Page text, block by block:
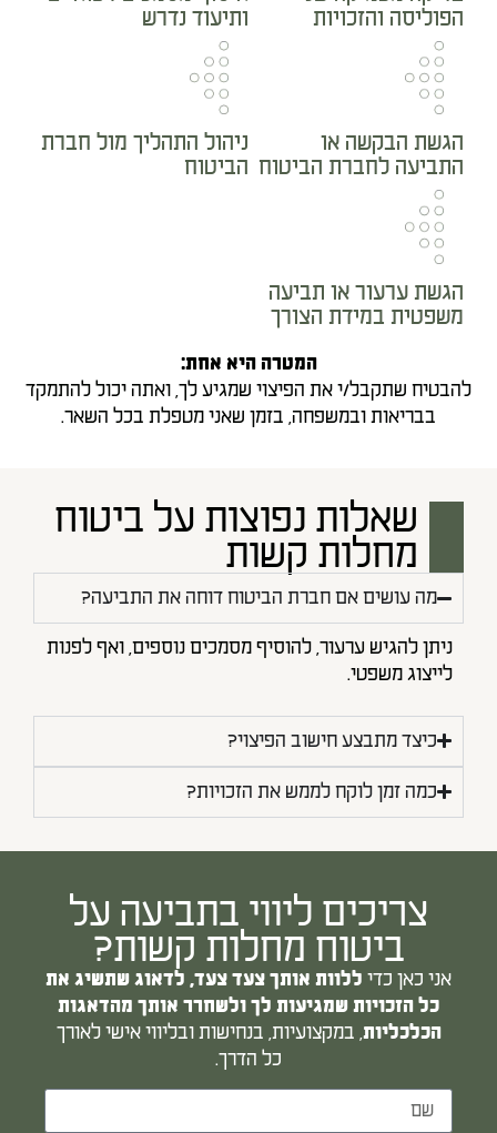
הפוליסה והזכויות
ותיעוד נדרש
הגשת הבקשה או
התביעה לחברת הביטוח
ניהול התהליך מול חברת
הביטוח
הגשת ערעור או תביעה
משפטית במידת הצורך
המטרה היא אחת:
להבטיח שתקבל/י את הפיצוי שמגיע לך, ואתה יכול להתמקד
בבריאות ובמשפחה, בזמן שאני מטפלת בכל השאר.
שאלות נפוצות על ביטוח
מחלות קשות
מה עושים אם חברת הביטוח דוחה את התביעה?
ניתן להגיש ערעור, להוסיף מסמכים נוספים, ואף לפנות
לייצוג משפטי.
כיצד מתבצע חישוב הפיצוי?
כמה זמן לוקח לממש את הזכויות?
צריכים ליווי בתביעה על
ביטוח מחלות קשות?
אני כאן כדי ללוות אותך צעד צעד, לדאוג שתשיג את
כל הזכויות שמגיעות לך ולשחרר אותך מהדאגות
הכלכליות, במקצועיות, בנחישות ובליווי אישי לאורך
כל הדרך.